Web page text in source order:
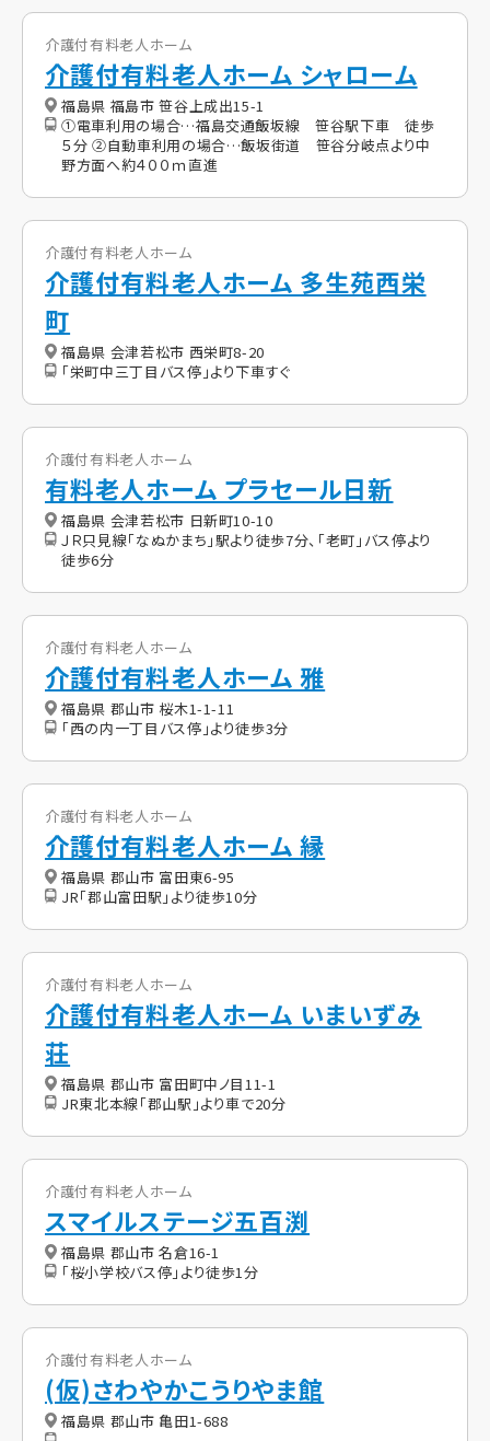
介護付有料老人ホーム
介護付有料老人ホーム シャローム
福島県 福島市 笹谷上成出15-1
①電車利用の場合…福島交通飯坂線 笹谷駅下車 徒歩
５分 ②自動車利用の場合…飯坂街道 笹谷分岐点より中
野方面へ約４００ｍ直進
介護付有料老人ホーム
介護付有料老人ホーム 多生苑西栄
町
福島県 会津若松市 西栄町8-20
「栄町中三丁目バス停」より下車すぐ
介護付有料老人ホーム
有料老人ホーム プラセール日新
福島県 会津若松市 日新町10-10
ＪＲ只見線「なぬかまち」駅より徒歩7分、「老町」バス停より
徒歩6分
介護付有料老人ホーム
介護付有料老人ホーム 雅
福島県 郡山市 桜木1-1-11
「西の内一丁目バス停」より徒歩3分
介護付有料老人ホーム
介護付有料老人ホーム 縁
福島県 郡山市 富田東6-95
JR「郡山富田駅」より徒歩10分
介護付有料老人ホーム
介護付有料老人ホーム いまいずみ
荘
福島県 郡山市 富田町中ノ目11-1
JR東北本線「郡山駅」より車で20分
介護付有料老人ホーム
スマイルステージ五百渕
福島県 郡山市 名倉16-1
「桜小学校バス停」より徒歩1分
介護付有料老人ホーム
(仮)さわやかこうりやま館
福島県 郡山市 亀田1-688